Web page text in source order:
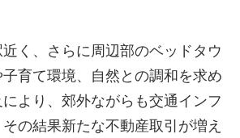
く、さらに周辺部のベッドタウ
育て環境、自然との調和を求め
より、郊外ながらも交通インフ
の結果新たな不動産取引が増え